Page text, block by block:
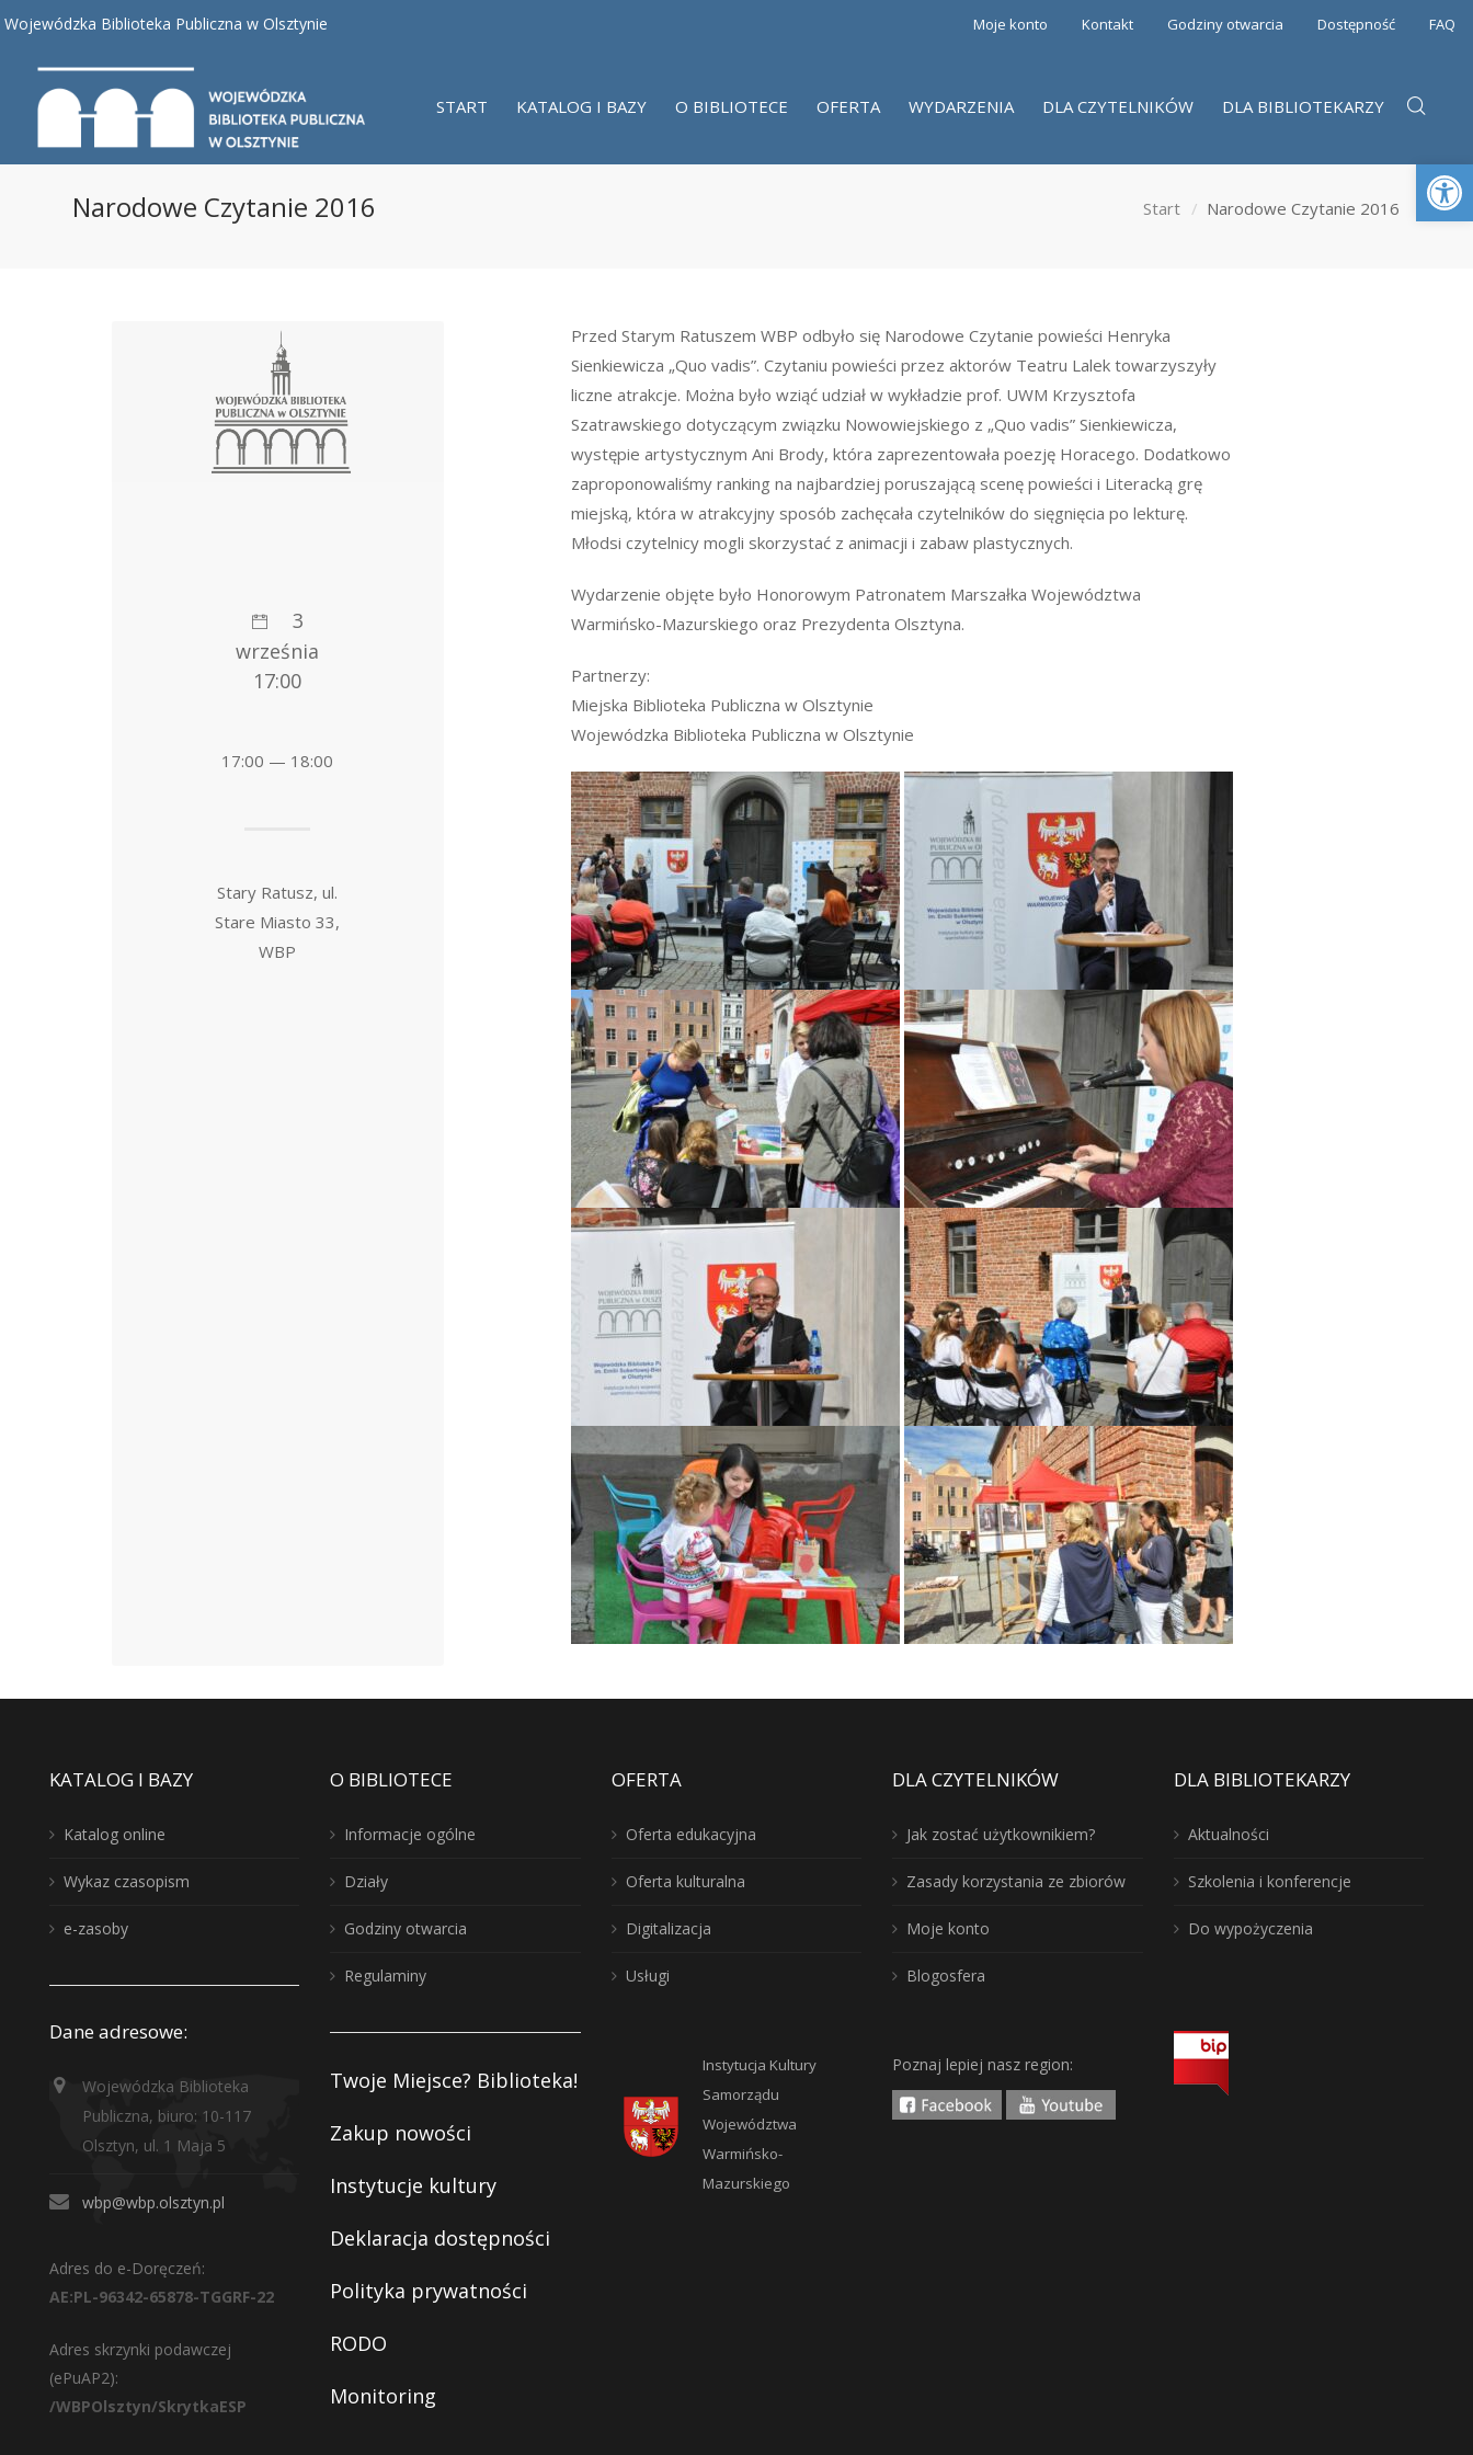
Wojewódzka Biblioteka Publiczna w Olsztynie Moje konto Kontakt Godziny otwarcia Dostępność FAQ
START KATALOG I BAZY O BIBLIOTECE OFERTA WYDARZENIA DLA CZYTELNIKÓW DLA BIBLIOTEKARZY
Narodowe Czytanie 2016 Start Narodowe Czytanie 2016
Przed Starym Ratuszem WBP odbyło się Narodowe Czytanie powieści Henryka
Sienkiewicza „Quo vadis”. Czytaniu powieści przez aktorów Teatru Lalek towarzyszyły
liczne atrakcje. Można było wziąć udział w wykładzie prof. UWM Krzysztofa
Szatrawskiego dotyczącym związku Nowowiejskiego z „Quo vadis” Sienkiewicza,
występie artystycznym Ani Brody, która zaprezentowała poezję Horacego. Dodatkowo
zaproponowaliśmy ranking na najbardziej poruszającą scenę powieści i Literacką grę
miejską, która w atrakcyjny sposób zachęcała czytelników do sięgnięcia po lekturę.
Młodsi czytelnicy mogli skorzystać z animacji i zabaw plastycznych.
Wydarzenie objęte było Honorowym Patronatem Marszałka Województwa
Warmińsko-Mazurskiego oraz Prezydenta Olsztyna.
Partnerzy:
Miejska Biblioteka Publiczna w Olsztynie
Wojewódzka Biblioteka Publiczna w Olsztynie
3
września
17:00
17:00 — 18:00
Stary Ratusz, ul.
Stare Miasto 33,
WBP
KATALOG I BAZY
Katalog online
Wykaz czasopism
e-zasoby
Dane adresowe:
Wojewódzka Biblioteka
Publiczna, biuro: 10-117
Olsztyn, ul. 1 Maja 5
wbp@wbp.olsztyn.pl
Adres do e-Doręczeń:
AE:PL-96342-65878-TGGRF-22
Adres skrzynki podawczej
(ePuAP2):
/WBPOlsztyn/SkrytkaESP
O BIBLIOTECE
Informacje ogólne
Działy
Godziny otwarcia
Regulaminy
Twoje Miejsce? Biblioteka!
Zakup nowości
Instytucje kultury
Deklaracja dostępności
Polityka prywatności
RODO
Monitoring
OFERTA
Oferta edukacyjna
Oferta kulturalna
Digitalizacja
Usługi
Instytucja Kultury
Samorządu
Województwa
Warmińsko-
Mazurskiego
DLA CZYTELNIKÓW
Jak zostać użytkownikiem?
Zasady korzystania ze zbiorów
Moje konto
Blogosfera
Poznaj lepiej nasz region:
DLA BIBLIOTEKARZY
Aktualności
Szkolenia i konferencje
Do wypożyczenia